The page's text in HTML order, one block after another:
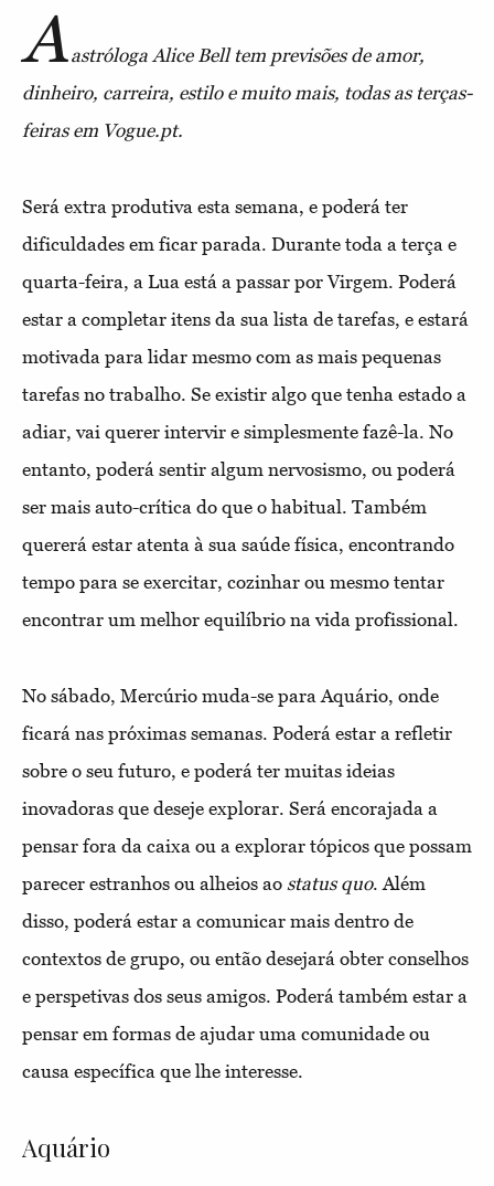
Aastróloga Alice Bell tem previsões de amor,
dinheiro, carreira, estilo e muito mais, todas as terças-
feiras em Vogue.pt.
Será extra produtiva esta semana, e poderá ter
dificuldades em ficar parada. Durante toda a terça e
quarta-feira, a Lua está a passar por Virgem. Poderá
estar a completar itens da sua lista de tarefas, e estará
motivada para lidar mesmo com as mais pequenas
tarefas no trabalho. Se existir algo que tenha estado a
adiar, vai querer intervir e simplesmente fazê-la. No
entanto, poderá sentir algum nervosismo, ou poderá
ser mais auto-crítica do que o habitual. Também
quererá estar atenta à sua saúde física, encontrando
tempo para se exercitar, cozinhar ou mesmo tentar
encontrar um melhor equilíbrio na vida profissional.
No sábado, Mercúrio muda-se para Aquário, onde
ficará nas próximas semanas. Poderá estar a refletir
sobre o seu futuro, e poderá ter muitas ideias
inovadoras que deseje explorar. Será encorajada a
pensar fora da caixa ou a explorar tópicos que possam
parecer estranhos ou alheios ao status quo. Além
disso, poderá estar a comunicar mais dentro de
contextos de grupo, ou então desejará obter conselhos
e perspetivas dos seus amigos. Poderá também estar a
pensar em formas de ajudar uma comunidade ou
causa específica que lhe interesse.
Aquário